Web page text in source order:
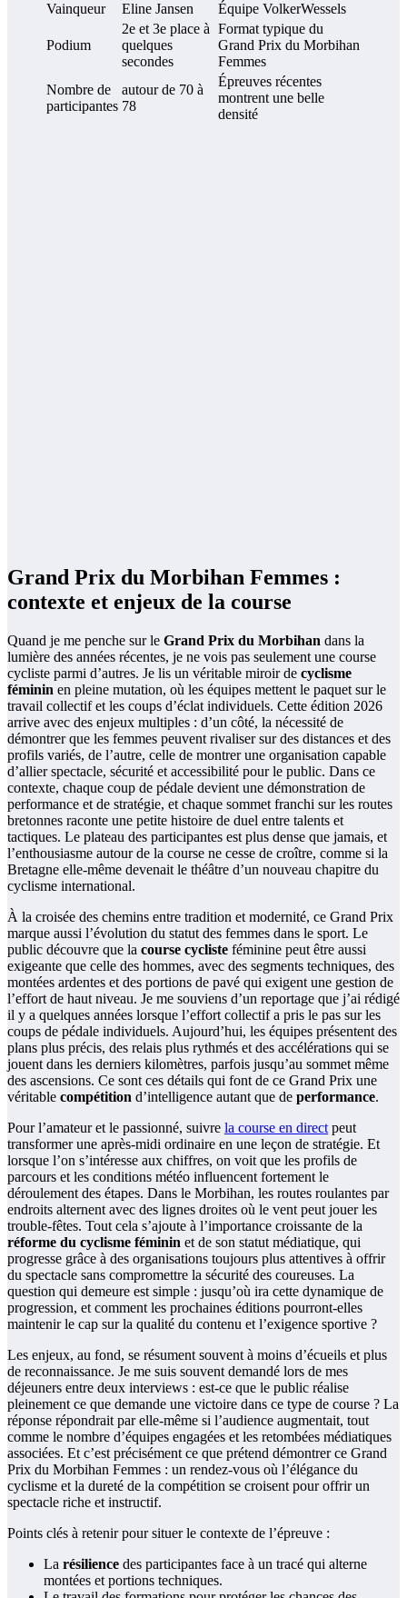
Vainqueur
Eline Jansen Équipe VolkerWessels
Podium
2e et 3e place à
quelques
secondes
Format typique du
Grand Prix du Morbihan
Femmes
Nombre de
participantes
autour de 70 à
78
Épreuves récentes
montrent une belle
densité
Grand Prix du Morbihan Femmes :
contexte et enjeux de la course
Quand je me penche sur le Grand Prix du Morbihan dans la
lumière des années récentes, je ne vois pas seulement une course
cycliste parmi d’autres. Je lis un véritable miroir de cyclisme
féminin en pleine mutation, où les équipes mettent le paquet sur le
travail collectif et les coups d’éclat individuels. Cette édition 2026
arrive avec des enjeux multiples : d’un côté, la nécessité de
démontrer que les femmes peuvent rivaliser sur des distances et des
profils variés, de l’autre, celle de montrer une organisation capable
d’allier spectacle, sécurité et accessibilité pour le public. Dans ce
contexte, chaque coup de pédale devient une démonstration de
performance et de stratégie, et chaque sommet franchi sur les routes
bretonnes raconte une petite histoire de duel entre talents et
tactiques. Le plateau des participantes est plus dense que jamais, et
l’enthousiasme autour de la course ne cesse de croître, comme si la
Bretagne elle-même devenait le théâtre d’un nouveau chapitre du
cyclisme international.
À la croisée des chemins entre tradition et modernité, ce Grand Prix
marque aussi l’évolution du statut des femmes dans le sport. Le
public découvre que la course cycliste féminine peut être aussi
exigeante que celle des hommes, avec des segments techniques, des
montées ardentes et des portions de pavé qui exigent une gestion de
l’effort de haut niveau. Je me souviens d’un reportage que j’ai rédigé
il y a quelques années lorsque l’effort collectif a pris le pas sur les
coups de pédale individuels. Aujourd’hui, les équipes présentent des
plans plus précis, des relais plus rythmés et des accélérations qui se
jouent dans les derniers kilomètres, parfois jusqu’au sommet même
des ascensions. Ce sont ces détails qui font de ce Grand Prix une
véritable compétition d’intelligence autant que de performance.
Pour l’amateur et le passionné, suivre la course en direct peut
transformer une après-midi ordinaire en une leçon de stratégie. Et
lorsque l’on s’intéresse aux chiffres, on voit que les profils de
parcours et les conditions météo influencent fortement le
déroulement des étapes. Dans le Morbihan, les routes roulantes par
endroits alternent avec des lignes droites où le vent peut jouer les
trouble-fêtes. Tout cela s’ajoute à l’importance croissante de la
réforme du cyclisme féminin et de son statut médiatique, qui
progresse grâce à des organisations toujours plus attentives à offrir
du spectacle sans compromettre la sécurité des coureuses. La
question qui demeure est simple : jusqu’où ira cette dynamique de
progression, et comment les prochaines éditions pourront-elles
maintenir le cap sur la qualité du contenu et l’exigence sportive ?
Les enjeux, au fond, se résument souvent à moins d’écueils et plus
de reconnaissance. Je me suis souvent demandé lors de mes
déjeuners entre deux interviews : est-ce que le public réalise
pleinement ce que demande une victoire dans ce type de course ? La
réponse répondrait par elle-même si l’audience augmentait, tout
comme le nombre d’équipes engagées et les retombées médiatiques
associées. Et c’est précisément ce que prétend démontrer ce Grand
Prix du Morbihan Femmes : un rendez‑vous où l’élégance du
cyclisme et la dureté de la compétition se croisent pour offrir un
spectacle riche et instructif.
Points clés à retenir pour situer le contexte de l’épreuve :
La résilience des participantes face à un tracé qui alterne
montées et portions techniques.